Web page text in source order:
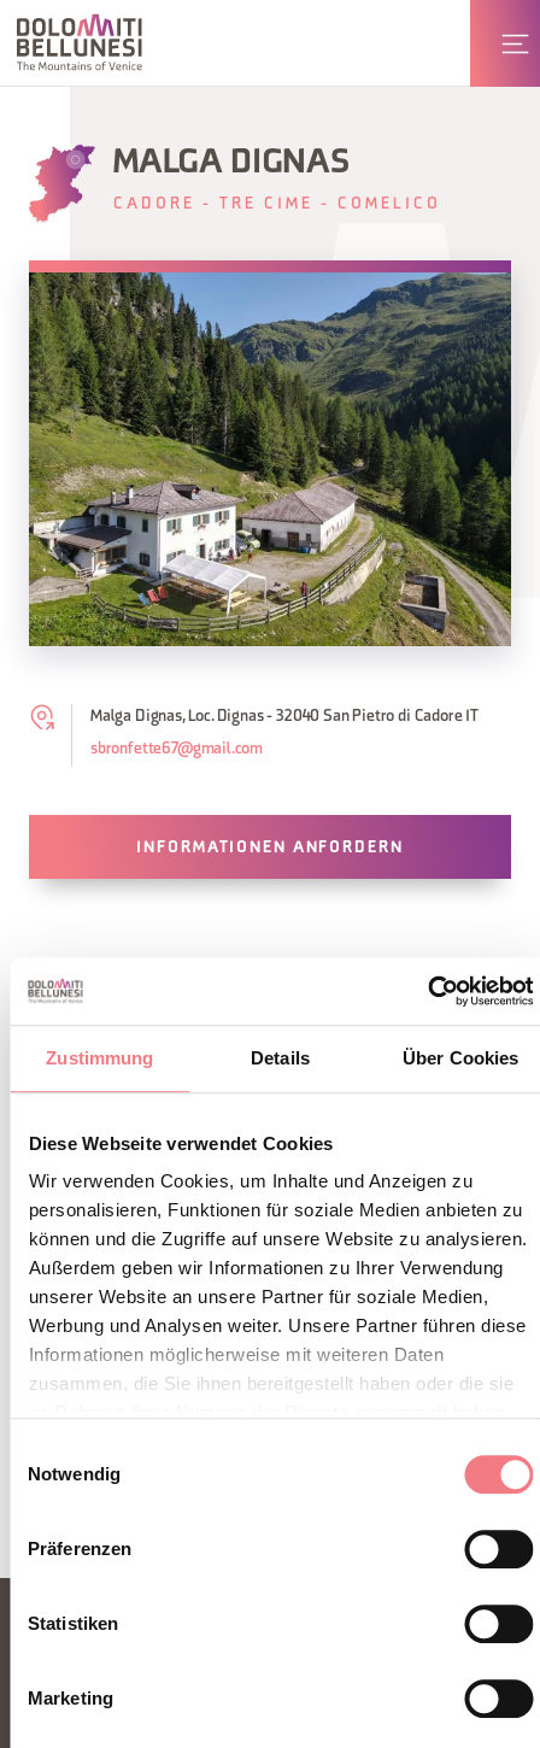
Zustimmung Details Über Cookies
Diese Webseite verwendet Cookies
Wir verwenden Cookies, um Inhalte und Anzeigen zu
personalisieren, Funktionen für soziale Medien anbieten zu
können und die Zugriffe auf unsere Website zu analysieren.
Außerdem geben wir Informationen zu Ihrer Verwendung
unserer Website an unsere Partner für soziale Medien,
Werbung und Analysen weiter. Unsere Partner führen diese
Informationen möglicherweise mit weiteren Daten
zusammen, die Sie ihnen bereitgestellt haben oder die sie
Notwendig
Präferenzen
Statistiken
Marketing
MALGA DIGNAS
CADORE - TRE CIME - COMELICO
Malga Dignas, Loc. Dignas - 32040 San Pietro di Cadore IT
sbronfette67@gmail.com
INFORMATIONEN ANFORDERN
BLEIBEN SIE IN
KONTAKT
Sie erhalten Nachrichten, Informationen,
Reiserouten, Ideen und Tipps für Ihren Urlaub
zu jeder Jahreszeit.
ZUM NEWSLETTER ANMELDEN